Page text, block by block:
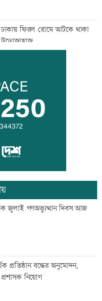
ফিরল রোমে আটকে থাকা
উড়োজাহাজ
কয়লা বিদ্যুৎকেন্দ্র ঘুরে দেখলেন
কার্ড স্পর্শ করলেই টাকা দেবে
নির্মাণকাজে স্থিতাবস্থা, আপিলের
নিয়ে আলেমদের সঙ্গে
ব্যাংকেরমতবিনিময় সভা
জুলাই গণঅভ্যুত্থান দিবস আজ
প্রতিষ্ঠান বন্ধের অনুমোদন,
নিয়োগ